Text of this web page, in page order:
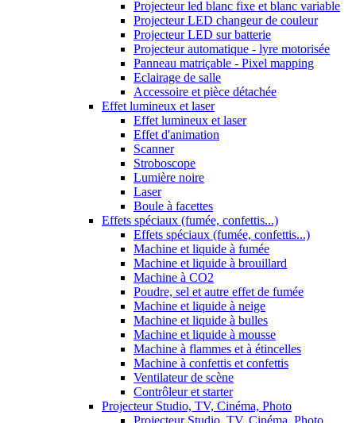
Projecteur led blanc fixe et blanc variable
Projecteur LED changeur de couleur
Projecteur LED sur batterie
Projecteur automatique - lyre motorisée
Panneau matriçable - Pixel mapping
Eclairage de salle
Accessoire et pièce détachée
Effet lumineux et laser
Effet lumineux et laser
Effet d'animation
Scanner
Stroboscope
Lumière noire
Laser
Boule à facettes
Effets spéciaux (fumée, confettis...)
Effets spéciaux (fumée, confettis...)
Machine et liquide à fumée
Machine et liquide à brouillard
Machine à CO2
Poudre, sel et autre effet de fumée
Machine et liquide à neige
Machine et liquide à bulles
Machine et liquide à mousse
Machine à flammes et à étincelles
Machine à confettis et confettis
Ventilateur de scène
Contrôleur et starter
Projecteur Studio, TV, Cinéma, Photo
Projecteur Studio, TV, Cinéma, Photo